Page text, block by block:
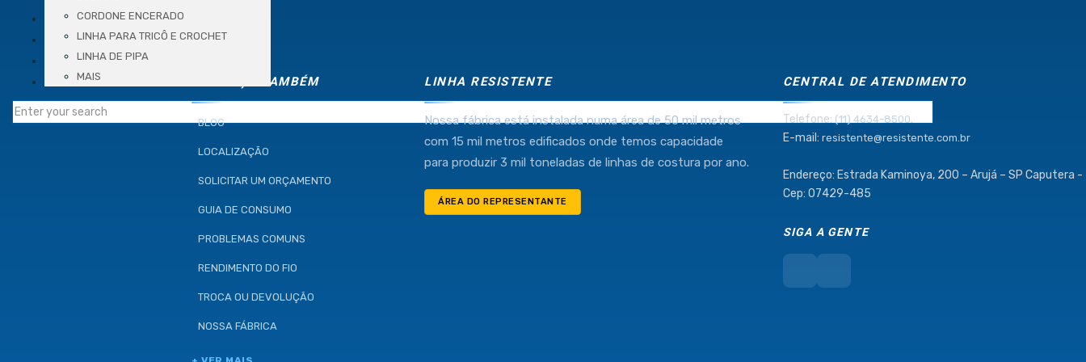
(11) 4634-8500
CORDONE ENCERADO
LINHA PARA TRICÔ E CROCHET
LINHA DE PIPA
MAIS
VÍDEOS
BLOG
LOCALIZAÇÃO
CONTATO
CONHEÇA TAMBÉM
BLOG
LOCALIZAÇÃO
SOLICITAR UM ORÇAMENTO
GUIA DE CONSUMO
PROBLEMAS COMUNS
RENDIMENTO DO FIO
TROCA OU DEVOLUÇÃO
NOSSA FÁBRICA
LINHA RESISTENTE
Nossa fábrica está instalada numa área de 50 mil metros
com 15 mil metros edificados onde temos capacidade
para produzir 3 mil toneladas de linhas de costura por ano.
ÁREA DO REPRESENTANTE
CENTRAL DE ATENDIMENTO
Telefone: (11) 4634-8500.
E-mail: resistente@resistente.com.br
Endereço: Estrada Kaminoya, 200 – Arujá – SP Caputera -
Cep: 07429-485
SIGA A GENTE